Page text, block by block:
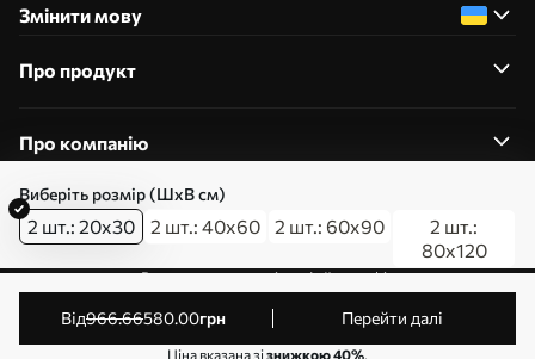
Виберіть розмір (ШхВ см)
2 шт.: 20x30 2 шт.: 40x60 2 шт.: 60x90
2 шт.:
80x120
від966.66580.00грн Перейти далі
Ціна вказана зізнижкою 40%.
Змінити мову
Про продукт
Про компанію
Редагування дозволів на файли cookie
© 2011-2026 Art-holst. Усі права захищені. Власник:
ТОВ “КЛЄВЄР”. Код ЄДРПОУ: 31780602.